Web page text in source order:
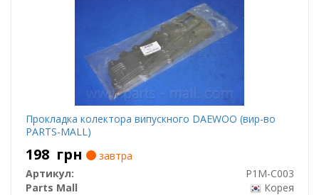
Прокладка колектора випускного DAEWOO (вир-во
PARTS-MALL)
198 грн
завтра
Артикул:
P1M-C003
Parts Mall
Корея